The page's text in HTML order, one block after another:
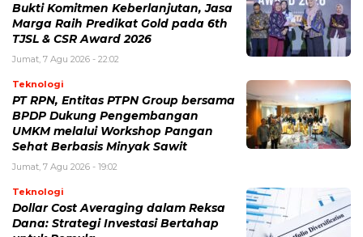
Bukti Komitmen Keberlanjutan, Jasa
Marga Raih Predikat Gold pada 6th
TJSL & CSR Award 2026
Jumat, 7 Agu 2026 - 22:02
Teknologi
PT RPN, Entitas PTPN Group bersama
BPDP Dukung Pengembangan
UMKM melalui Workshop Pangan
Sehat Berbasis Minyak Sawit
Jumat, 7 Agu 2026 - 19:02
Teknologi
Dollar Cost Averaging dalam Reksa
Dana: Strategi Investasi Bertahap